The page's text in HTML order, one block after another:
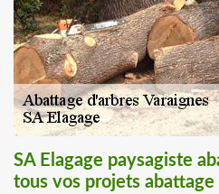
SA Elagage paysagiste
tous vos projets abattage